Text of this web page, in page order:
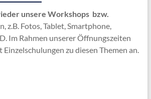
unsere Workshops bzw.
z.B. Fotos, Tablet, Smartphone,
Im Rahmen unserer Öffnungszeiten
zu diesen Themen an.